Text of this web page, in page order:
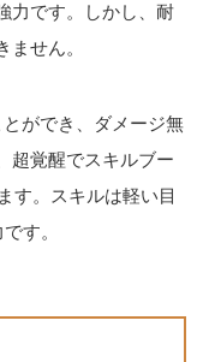
力です。しかし、耐
せん。
ができ、ダメージ無
超覚醒でスキルブー
す。スキルは軽い目
す。